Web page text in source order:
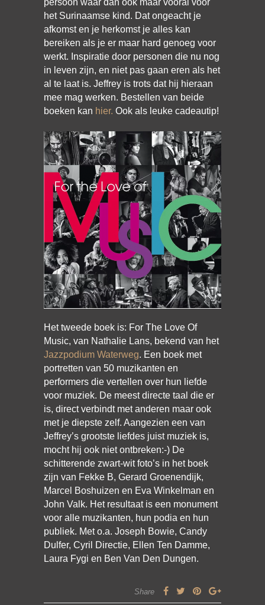
het Surinaamse kind. Dat ongeacht je
afkomst en je herkomst je alles kan
bereiken als je er maar hard genoeg voor
werkt. Inspiratie door personen die nu nog
in leven zijn, en niet pas gaan eren als het
al te laat is. Jeffrey is trots dat hij hieraan
mee mag werken. Bestellen van beide
boeken kan hier. Ook als leuke cadeautip!
Het tweede boek is: For The Love Of
Music, van Nathalie Lans, bekend van het
Jazzpodium Waterweg. Een boek met
portretten van 50 muzikanten en
performers die vertellen over hun liefde
voor muziek. De meest directe taal die er
is, direct verbindt met anderen maar ook
met je diepste zelf. Aangezien een van
Jeffrey’s grootste liefdes juist muziek is,
mocht hij ook niet ontbreken:-) De
schitterende zwart-wit foto’s in het boek
zijn van Fekke B, Gerard Groenendijk,
Marcel Boshuizen en Eva Winkelman en
John Valk. Het resultaat is een monument
voor alle muzikanten, hun podia en hun
publiek. Met o.a. Joseph Bowie, Candy
Dulfer, Cyril Directie, Ellen Ten Damme,
Laura Fygi en Ben Van Den Dungen.
Share